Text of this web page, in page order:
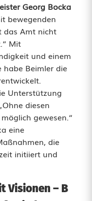
Georg Bocka
bewegenden
das Amt nicht
Mit
und einem
Beimler die
Unterstützung
diesen
gewesen.“
eine
die
initiiert und
Visionen – B